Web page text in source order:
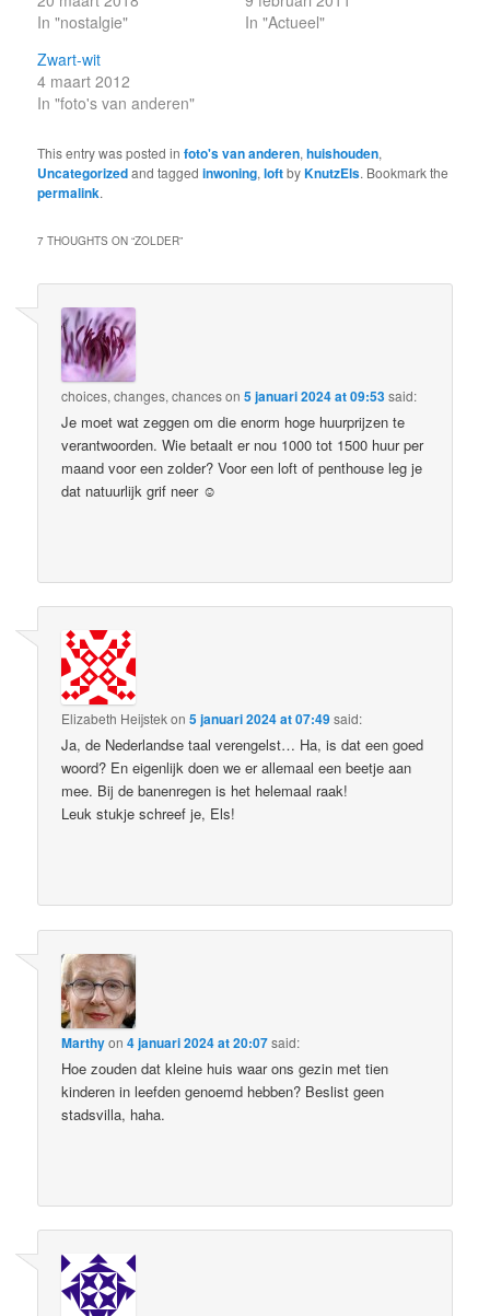
In "nostalgie"
In "Actueel"
Zwart-wit
4 maart 2012
In "foto's van anderen"
This entry was posted infoto's van anderen,huishouden,
Uncategorizedand taggedinwoning,loftbyKnutzEls. Bookmark the
permalink.
7 THOUGHTS ON “ZOLDER”
choices, changes, chanceson5 januari 2024 at 09:53said:
Je moet wat zeggen om die enorm hoge huurprijzen te
verantwoorden. Wie betaalt er nou 1000 tot 1500 huur per
maand voor een zolder? Voor een loft of penthouse leg je
dat natuurlijk grif neer ☺
Elizabeth Heijstekon5 januari 2024 at 07:49said:
Ja, de Nederlandse taal verengelst… Ha, is dat een goed
woord? En eigenlijk doen we er allemaal een beetje aan
mee. Bij de banenregen is het helemaal raak!
Leuk stukje schreef je, Els!
Marthyon4 januari 2024 at 20:07said:
Hoe zouden dat kleine huis waar ons gezin met tien
kinderen in leefden genoemd hebben? Beslist geen
stadsvilla, haha.